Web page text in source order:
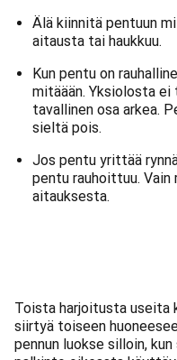
Älä kiinnitä pentuun
aitausta tai haukkuu.
Kun pentu on
mitäään. Yksiolosta ei
tavallinen osa arkea.
sieltä pois.
Jos pentu yrittää
pentu rauhoittuu. Vain
aitauksesta.
Toista harjoitusta useita
siirtyä toiseen
pennun luokse silloin,